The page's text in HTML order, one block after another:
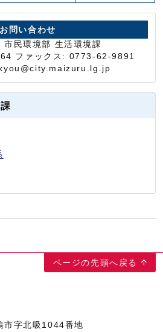
お問い合わせ
市民環境部 生活環境課
ファックス: 0773-62-9891
ページの先頭へ戻る
市字北吸1044番地